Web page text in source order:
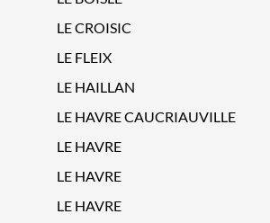
LE CROISIC
LE FLEIX
LE HAILLAN
LE HAVRE CAUCRIAUVILLE
LE HAVRE
LE HAVRE
LE HAVRE